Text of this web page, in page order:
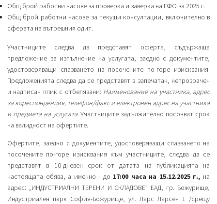
Общ брой работни часове за проверка и заверка на ГФО за 2025 г.
Общ брой работни часове за текущи консултации, включително в
сферата на вътрешния одит.
Участниците следва да представят оферта, съдържаща
предложение за изпълнение на услугата, заедно с документите,
удостоверяващи спазването на посочените по-горе изисквания.
Предложенията следва да се представят в запечатан, непрозрачен
и надписан плик с отбелязани: Наименование на участника, адрес
за кореспонденция, телефон/факс и електронен адресна участника
и предмета на услугата. Участниците задължително посочват срок
на валидност на офертите.
Офертите, заедно с документите, удостоверяващи спазването на
посочените по-горе изисквания към участниците, следва да се
представят в 10-дневен срок от датата на публикацията на
настоящата обява, а именно - до 17:00 часа на 15.12.2025г., на
адрес: „ИНДУСТРИАЛНИ ТЕРЕНИ И СКЛАДОВЕ” ЕАД, гр. Божурище,
Индустриален парк София-Божурище, ул. Ларс Ларсен 1 /срещу